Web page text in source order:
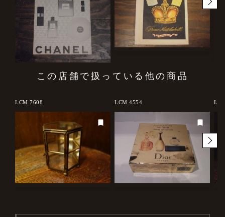
この店舗で扱っている他の商品
LCM 7608 LCM 4554